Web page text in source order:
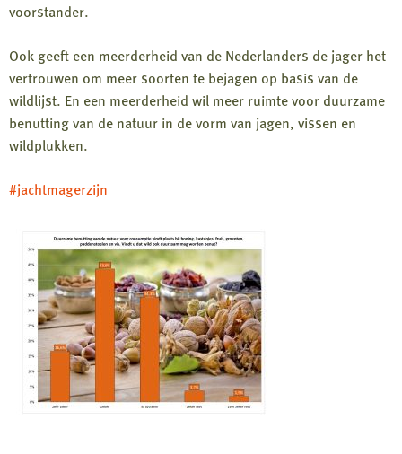
voorstander.
Ook geeft een meerderheid van de Nederlanders de jager het
vertrouwen om meer soorten te bejagen op basis van de
wildlijst. En een meerderheid wil meer ruimte voor duurzame
benutting van de natuur in de vorm van jagen, vissen en
wildplukken.
#jachtmagerzijn